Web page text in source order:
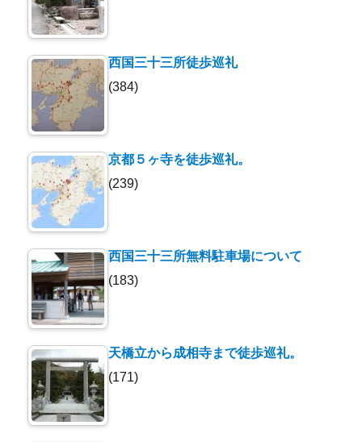
西国三十三所徒歩巡礼
(384)
京都５ヶ寺を徒歩巡礼。
(239)
西国三十三所無料駐車場について
(183)
天橋立から成相寺まで徒歩巡礼。
(171)